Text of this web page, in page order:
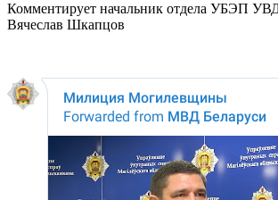
Комментирует начальник отдела УБЭП
Вячеслав Шкапцов